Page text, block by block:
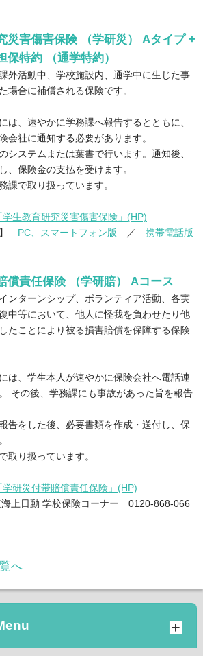
災害傷害保険 （学研災） Aタイプ +
特約 （通学特約）
外活動中、学校施設内、通学中に生じた事
場合に補償される保険です。
、速やかに学務課へ報告するとともに、
会社に通知する必要があります。
ステムまたは葉書で行います。通知後、
、保険金の支払を受けます。
で取り扱っています。
学生教育研究災害傷害保険」(HP)
】 PC、スマートフォン版 ／ 携帯電話版
償責任保険 （学研賠） Aコース
ンターンシップ、ボランティア活動、各実
中等において、他人に怪我を負わせたり他
たことにより被る損害賠償を保障する保険
は、学生本人が速やかに保険会社へ電話連
その後、学務課にも事故があった旨を報告
告をした後、必要書類を作成・送付し、保
り扱っています。
学研災付帯賠償責任保険」(HP)
上日動 学校保険コーナー 0120-868-066
へ